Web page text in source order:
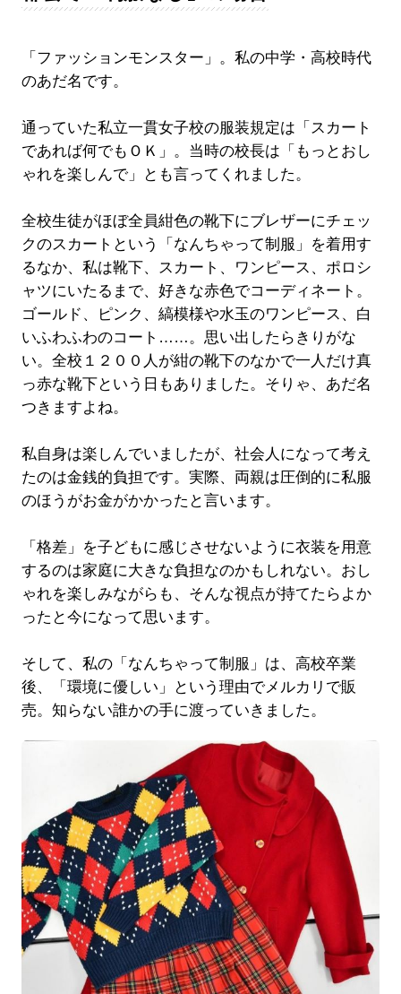
「ファッションモンスター」。私の中学・高校時代
のあだ名です。
通っていた私立一貫女子校の服装規定は「スカート
であれば何でもＯＫ」。当時の校長は「もっとおし
ゃれを楽しんで」とも言ってくれました。
全校生徒がほぼ全員紺色の靴下にブレザーにチェッ
クのスカートという「なんちゃって制服」を着用す
るなか、私は靴下、スカート、ワンピース、ポロシ
ャツにいたるまで、好きな赤色でコーディネート。
ゴールド、ピンク、縞模様や水玉のワンピース、白
いふわふわのコート……。思い出したらきりがな
い。全校１２００人が紺の靴下のなかで一人だけ真
っ赤な靴下という日もありました。そりゃ、あだ名
つきますよね。
私自身は楽しんでいましたが、社会人になって考え
たのは金銭的負担です。実際、両親は圧倒的に私服
のほうがお金がかかったと言います。
「格差」を子どもに感じさせないように衣装を用意
するのは家庭に大きな負担なのかもしれない。おし
ゃれを楽しみながらも、そんな視点が持てたらよか
ったと今になって思います。
そして、私の「なんちゃって制服」は、高校卒業
後、「環境に優しい」という理由でメルカリで販
売。知らない誰かの手に渡っていきました。